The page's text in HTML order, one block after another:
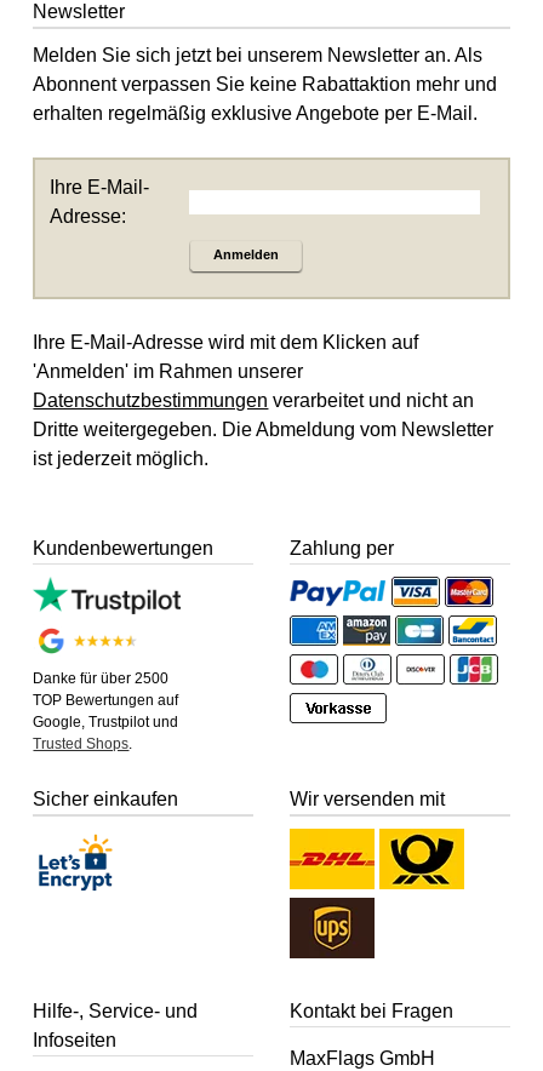
Newsletter
Melden Sie sich jetzt bei unserem Newsletter an. Als
Abonnent verpassen Sie keine Rabattaktion mehr und
erhalten regelmäßig exklusive Angebote per E-Mail.
Ihre E-Mail-
Adresse:
Anmelden
Ihre E-Mail-Adresse wird mit dem Klicken auf
'Anmelden' im Rahmen unserer
Datenschutzbestimmungen verarbeitet und nicht an
Dritte weitergegeben. Die Abmeldung vom Newsletter
ist jederzeit möglich.
Kundenbewertungen
Danke für über 2500
TOP Bewertungen auf
Google, Trustpilot und
Trusted Shops.
Zahlung per
Sicher einkaufen Wir versenden mit
Hilfe-, Service- und
Infoseiten
Kontakt bei Fragen
MaxFlags GmbH